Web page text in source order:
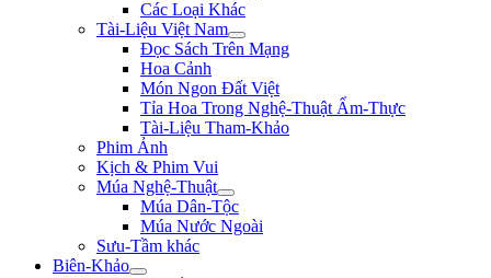
Các Loại Khác
Tài-Liệu Việt Nam
Đọc Sách Trên Mạng
Hoa Cảnh
Món Ngon Đất Việt
Tỉa Hoa Trong Nghệ-Thuật Ẩm-Thực
Tài-Liệu Tham-Khảo
Phim Ảnh
Kịch & Phim Vui
Múa Nghệ-Thuật
Múa Dân-Tộc
Múa Nước Ngoài
Sưu-Tầm khác
Biên-Khảo